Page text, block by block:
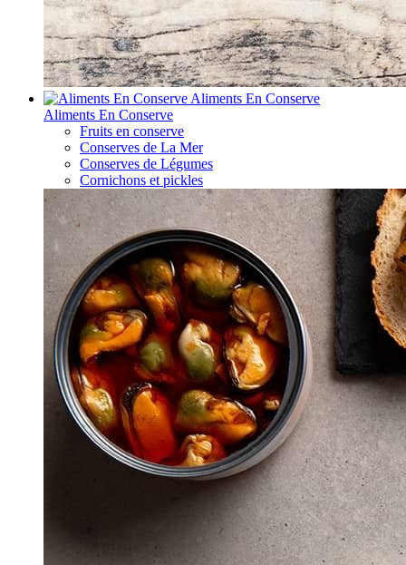
Aliments En Conserve
Aliments En Conserve
Fruits en conserve
Conserves de La Mer
Conserves de Légumes
Cornichons et pickles